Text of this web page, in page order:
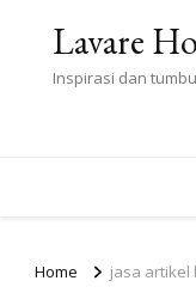
Lavare
Inspirasi dan
Home jasa artikel